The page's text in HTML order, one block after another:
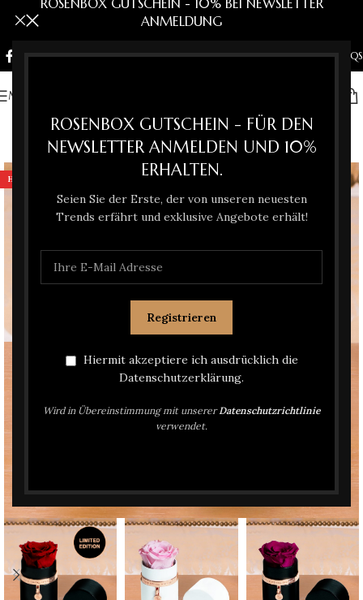
ROSENBOX GUTSCHEIN - FÜR DEN
NEWSLETTER ANMELDEN UND 10%
ERHALTEN.
Seien Sie der Erste, der von unseren neuesten
Trends erfährt und exklusive Angebote erhält!
Hiermit akzeptiere ich ausdrücklich die
Datenschutzerklärung.
Wird in Übereinstimmung mit unsererDatenschutzrichtlinie
verwendet.
ROSENBOX GUTSCHEIN - 10% BEI NEWSLETTER
ANMELDUNG
NEWSLETTERKONTAKT FAQS
MENU
HOT
Click to enlarge